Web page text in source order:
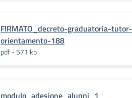
FIRMATO_decreto-graduatoria-tutor-
orientamento-188
pdf - 571 kb
modulo_adesione_alunni_1